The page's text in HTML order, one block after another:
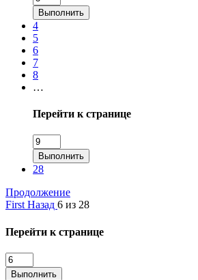
Выполнить
4
5
6
7
8
…
Перейти к странице
Выполнить
28
Продолжение
First Назад 6 из 28
Перейти к странице
Выполнить